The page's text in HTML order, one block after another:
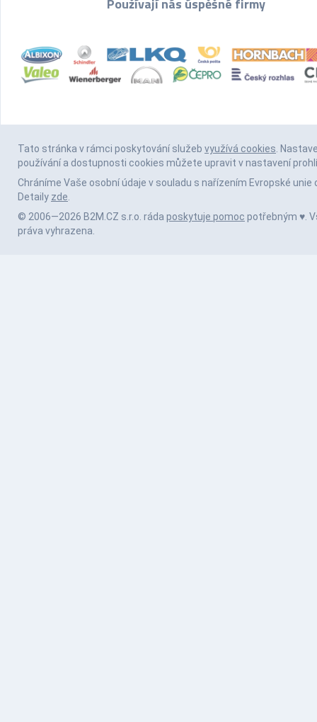
Používají nás úspěšné firmy
Tato stránka v rámci poskytování služeb využívá cookies.
používání a dostupnosti cookies můžete upravit v nastavení
Chráníme Vaše osobní údaje v souladu s nařízením Evropské unie
Detaily zde.
© 2006—2026 B2M.CZ s.r.o. ráda poskytuje pomoc potřebným ♥️.
práva vyhrazena.